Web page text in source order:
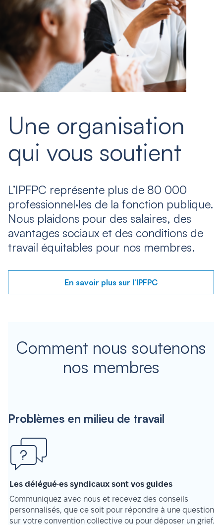
Une organisation
qui vous soutient
L’IPFPC représente plus de 80 000
professionnel·les de la fonction publique.
Nous plaidons pour des salaires, des
avantages sociaux et des conditions de
travail équitables pour nos membres.
En savoir plus sur l’IPFPC
Comment nous soutenons
nos membres
Problèmes en milieu de travail
Les délégué·es syndicaux sont vos guides
Communiquez avec nous et recevez des conseils
personnalisés, que ce soit pour répondre à une question
sur votre convention collective ou pour déposer un grief.